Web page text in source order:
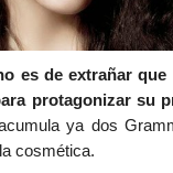
es de extrañar
protagonizar su
ya dos
cosmética.